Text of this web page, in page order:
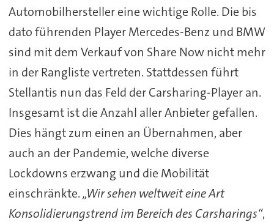
Automobilhersteller eine wichtige Rolle. Die bis
dato führenden Player Mercedes-Benz und BMW
sind mit dem Verkauf von Share Now nicht mehr
in der Rangliste vertreten. Stattdessen führt
Stellantis nun das Feld der Carsharing-Player an.
Insgesamt ist die Anzahl aller Anbieter gefallen.
Dies hängt zum einen an Übernahmen, aber
auch an der Pandemie, welche diverse
Lockdowns erzwang und die Mobilität
einschränkte.„Wir sehen weltweit eine Art
Konsolidierungstrend im Bereich des Carsharings“,